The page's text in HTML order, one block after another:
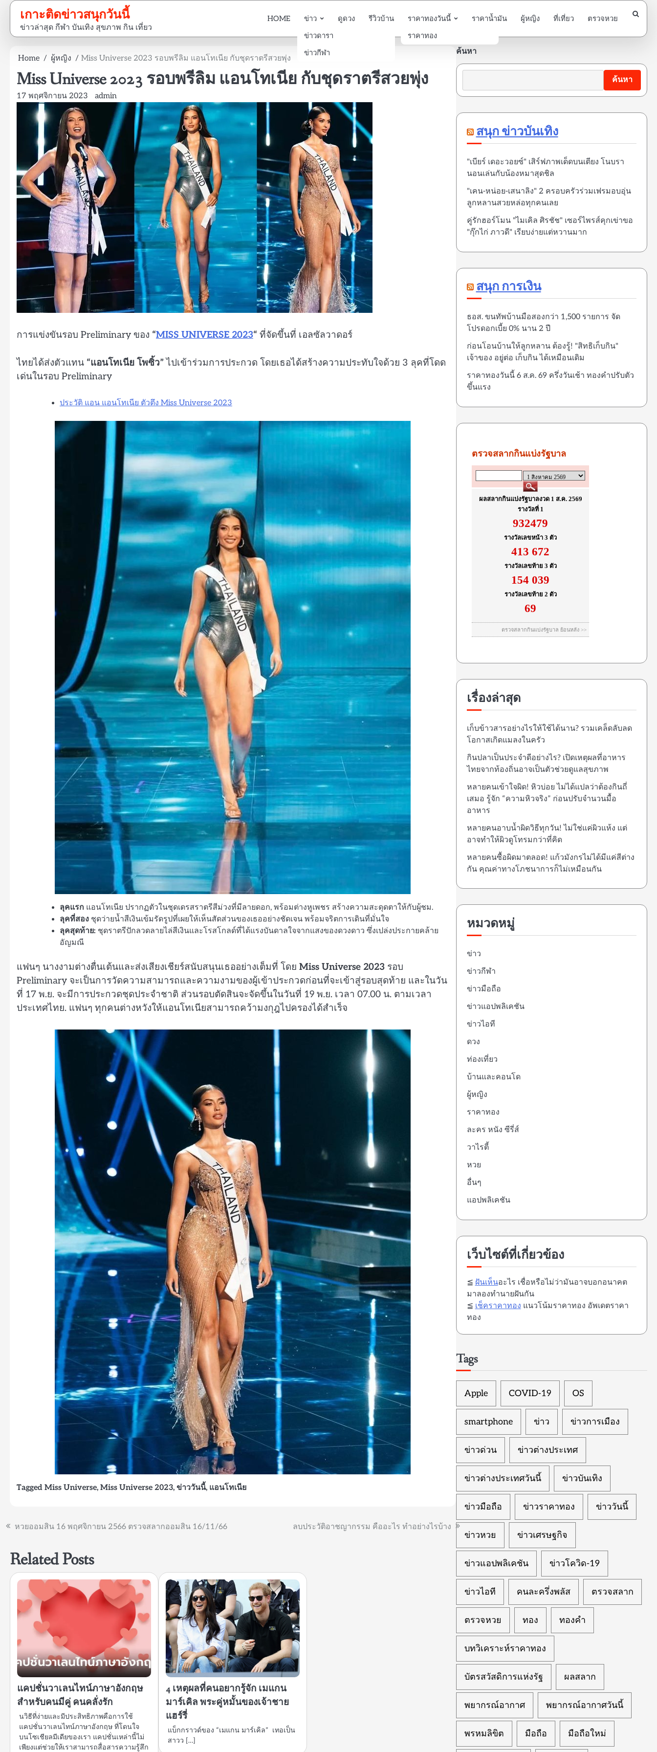
Skip
content
เกาะติดข่าวสนุกวันนี้
ข่าวล่าสุด กีฬา บันเทิง สุขภาพ กิน เที่ยว
HOME
ข่าว
ข่าวดารา
ข่าวกีฬา
ดูดวง รีวิวบ้าน
ราคาทองวันนี้
ราคาทอง
ราคาน้ำมัน ผู้หญิง ที่เที่ยว ตรวจหวย
Home ผู้หญิง Miss Universe 2023 รอบพรีลิม แอนโทเนีย กับชุดราตรีสวยพุ่ง
Miss Universe 2023 รอบพรีลิม แอนโทเนีย กับชุดราตรีสวยพุ่ง
17 พฤศจิกายน 2023 admin
การแข่งขันรอบ Preliminary ของ “MISS UNIVERSE 2023“ ที่จัดขึ้นที่ เอลซัลวาดอร์
ไทยได้ส่งตัวแทน “แอนโทเนีย โพซิ้ว” ไปเข้าร่วมการประกวด โดยเธอได้สร้างความประทับใจด้วย 3 ลุคที่โดด
เด่นในรอบ Preliminary
ประวัติ แอน แอนโทเนีย ตัวตึง Miss Universe 2023
ลุคแรก แอนโทเนีย ปรากฏตัวในชุดเดรสราตรีสีม่วงที่มีลายดอก, พร้อมต่างหูเพชร สร้างความสะดุดตาให้กับผู้ชม.
ลุคที่สอง ชุดว่ายน้ำสีเงินเข้มรัดรูปที่เผยให้เห็นสัดส่วนของเธออย่างชัดเจน พร้อมจริตการเดินที่มั่นใจ
ลุคสุดท้าย: ชุดราตรีปักลวดลายไล่สีเงินและโรสโกลด์ที่ได้แรงบันดาลใจจากแสงของดวงดาว ซึ่งเปล่งประกายคล้าย
อัญมณี
แฟนๆ นางงามต่างตื่นเต้นและส่งเสียงเชียร์สนับสนุนเธออย่างเต็มที่ โดย Miss Universe 2023 รอบ
Preliminary จะเป็นการวัดความสามารถและความงามของผู้เข้าประกวดก่อนที่จะเข้าสู่รอบสุดท้าย และในวัน
ที่ 17 พ.ย. จะมีการประกวดชุดประจำชาติ ส่วนรอบตัดสินจะจัดขึ้นในวันที่ 19 พ.ย. เวลา 07.00 น. ตามเวลา
ประเทศไทย. แฟนๆ ทุกคนต่างหวังให้แอนโทเนียสามารถคว้ามงกุฎไปครองได้สำเร็จ
Tagged Miss Universe, Miss Universe 2023, ข่าววันนี้, แอนโทเนีย
แนะแนว
หวยออมสิน 16 พฤศจิกายน 2566 ตรวจสลากออมสิน 16/11/66 ลบประวัติอาชญากรรม คืออะไร ทำอย่างไรบ้าง
Related Posts
แคปชั่นวาเลนไทน์ภาษาอังกฤษ
สำหรับคนมีคู่ คนคลั่งรัก
นวิธีที่ง่ายและมีประสิทธิภาพคือการใช้
แคปชั่นวาเลนไทน์ภาษาอังกฤษ ที่โดนใจ
บนโซเชียลมีเดียของเรา แคปชั่นเหล่านี้ไม่
เพียงแต่ช่วยให้เราสามารถสื่อสารความรู้สึก
4 เหตุผลที่คนอยากรู้จัก เมแกน
มาร์เคิล พระคู่หมั้นของเจ้าชาย
แฮร์รี่
แบ็กกราวด์ของ “เมแกน มาร์เคิล” เทอเป็น
สาวว […]
ค้นหา
ค้นหา
สนุก ข่าวบันเทิง
"เบียร์ เดอะวอยซ์" เสิร์ฟภาพเด็ดบนเตียง โนบรา
นอนเล่นกับน้องหมาสุดชิล
"เคน-หน่อย-เสนาลิง" 2 ครอบครัวร่วมเฟรมอบอุ่น
ลูกหลานสวยหล่อทุกคนเลย
คู่รักฮอร์โมน "ไมเคิล ศิรชัช" เซอร์ไพรส์คุกเข่าขอ
"กุ๊กไก่ ภาวดี" เรียบง่ายแต่หวานมาก
สนุก การเงิน
ธอส. ขนทัพบ้านมือสองกว่า 1,500 รายการ จัด
โปรดอกเบี้ย 0% นาน 2 ปี
ก่อนโอนบ้านให้ลูกหลาน ต้องรู้! "สิทธิเก็บกิน"
เจ้าของ อยู่ต่อ เก็บกิน ได้เหมือนเดิม
ราคาทองวันนี้ 6 ส.ค. 69 ครึ่งวันเช้า ทองคำปรับตัว
ขึ้นแรง
เรื่องล่าสุด
เก็บข้าวสารอย่างไรให้ใช้ได้นาน? รวมเคล็ดลับลด
โอกาสเกิดแมลงในครัว
กินปลาเป็นประจำดีอย่างไร? เปิดเหตุผลที่อาหาร
ไทยจากท้องถิ่นอาจเป็นตัวช่วยดูแลสุขภาพ
หลายคนเข้าใจผิด! หิวบ่อย ไม่ได้แปลว่าต้องกินถี่
เสมอ รู้จัก “ความหิวจริง” ก่อนปรับจำนวนมื้อ
อาหาร
หลายคนอาบน้ำผิดวิธีทุกวัน! ไม่ใช่แค่ผิวแห้ง แต่
อาจทำให้ผิวดูโทรมกว่าที่คิด
หลายคนซื้อผิดมาตลอด! แก้วมังกรไม่ได้มีแค่สีต่าง
กัน คุณค่าทางโภชนาการก็ไม่เหมือนกัน
หมวดหมู่
ข่าว
ข่าวกีฬา
ข่าวมือถือ
ข่าวแอปพลิเคชัน
ข่าวไอที
ดวง
ท่องเที่ยว
บ้านและคอนโด
ผู้หญิง
ราคาทอง
ละคร หนัง ซีรี่ส์
วาไรตี้
หวย
อื่นๆ
แอปพลิเคชัน
เว็บไซต์ที่เกี่ยวข้อง
≦ ฝันเห็นอะไร เชื่อหรือไม่ว่ามันอาจบอกอนาคต
มาลองทำนายฝันกัน
≦ เช็คราคาทอง แนวโน้มราคาทอง อัพเดตราคา
ทอง
Tags
Apple COVID-19 OS
smartphone ข่าว ข่าวการเมือง
ข่าวด่วน ข่าวต่างประเทศ
ข่าวต่างประเทศวันนี้ ข่าวบันเทิง
ข่าวมือถือ ข่าวราคาทอง ข่าววันนี้
ข่าวหวย ข่าวเศรษฐกิจ
ข่าวแอปพลิเคชัน ข่าวโควิด-19
ข่าวไอที คนละครึ่งพลัส ตรวจสลาก
ตรวจหวย ทอง ทองคำ
บทวิเคราะห์ราคาทอง
บัตรสวัสดิการแห่งรัฐ ผลสลาก
พยากรณ์อากาศ พยากรณ์อากาศวันนี้
พรหมลิขิต มือถือ มือถือใหม่